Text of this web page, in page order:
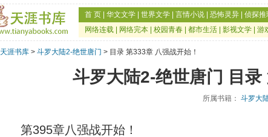
首 页 华文文学 世界文学 言情小说 恐怖灵异 侦探推
网络连载
网络完本 校园青春 都市生活 影视文学 游
天涯书库 > 斗罗大陆2-绝世唐门 > 目录 第333章 八强战开始！
斗罗大陆2-绝世唐门 目录
所属书籍： 斗罗大
第395章八强战开始！